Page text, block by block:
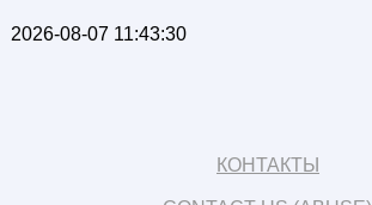
2026-08-07 11:43:30
КОНТАКТЫ